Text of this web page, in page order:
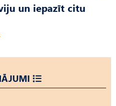
un iepazīt citu